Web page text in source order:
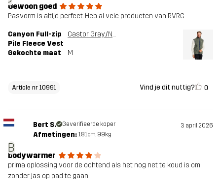
Gewoon goed
Pasvorm is altijd perfect. Heb al vele producten van RVRC
Canyon Full-zip
Pile Fleece Vest
Castor Gray/Navy
Gekochte maat M
Article nr 10991 Vind je dit nuttig? 0
B
Bert S. Geverifieerde koper 3 april 2026
Afmetingen: 181cm, 99kg
bodywarmer
prima oplossing voor de ochtend als het nog net te koud is om
zonder jas op pad te gaan